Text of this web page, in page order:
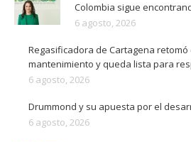
Colombia sigue
6 agosto, 2026
Regasificadora de Cartagena
mantenimiento y queda lista para
6 agosto, 2026
Drummond y su apuesta por el
6 agosto, 2026